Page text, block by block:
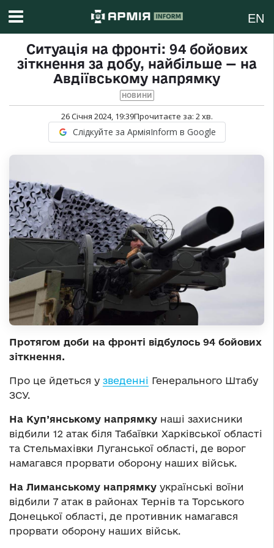
EN
Ситуація на фронті: 94 бойових
зіткнення за добу, найбільше — на
Авдіївському напрямку
НОВИНИ
26 Січня 2024, 19:39Прочитаєте за: 2хв.
Слідкуйте за АрміяInform в Google
Протягом доби на фронті відбулось 94 бойових
зіткнення.
Про це йдеться у зведенні Генерального Штабу
ЗСУ.
На Куп’янському напрямку наші захисники
відбили 12 атак біля Табаївки Харківської області
та Стельмахівки Луганської області, де ворог
намагався прорвати оборону наших військ.
На Лиманському напрямку українські воїни
відбили 7 атак в районах Тернів та Торського
Донецької області, де противник намагався
прорвати оборону наших військ.